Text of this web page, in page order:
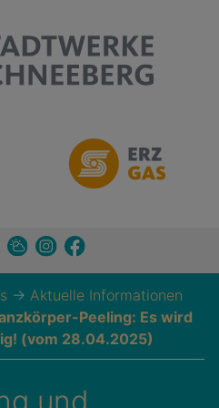
→ Aktuelle Informationen
Peeling: Es wird
(vom 28.04.2025)